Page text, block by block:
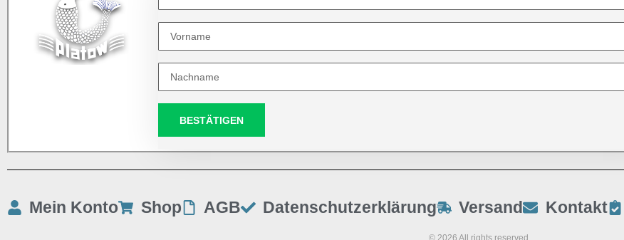
BESTÄTIGEN
Mein Konto Shop AGB Datenschutzerklärung Versand Kontakt